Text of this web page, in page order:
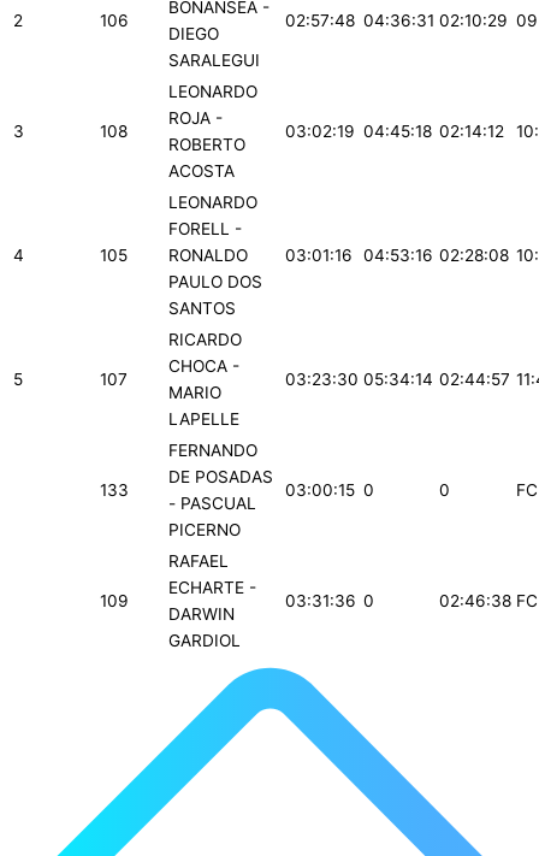
2 106
BONANSEA -
DIEGO
SARALEGUI
02:57:48 04:36:31 02:10:29
3 108
LEONARDO
ROJA -
ROBERTO
ACOSTA
03:02:19 04:45:18 02:14:12
4 105
LEONARDO
FORELL -
RONALDO
PAULO DOS
SANTOS
03:01:16 04:53:16 02:28:08
5 107
RICARDO
CHOCA -
MARIO
LAPELLE
03:23:30 05:34:14 02:44:57
133
FERNANDO
DE POSADAS
- PASCUAL
PICERNO
03:00:15 0 0 FC
109
RAFAEL
ECHARTE -
DARWIN
GARDIOL
03:31:36 0 02:46:38 FC